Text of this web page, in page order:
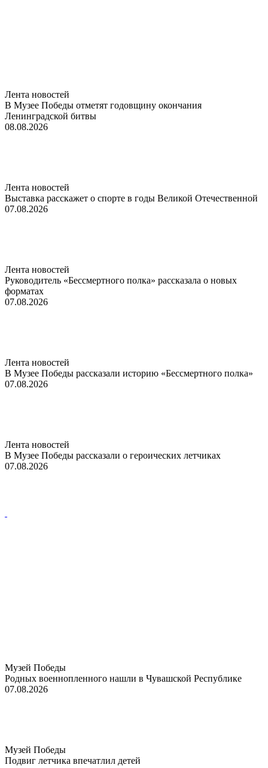
Лента новостей
В Музее Победы отметят годовщину окончания
Ленинградской битвы
08.08.2026
Лента новостей
Выставка расскажет о спорте в годы Великой Отечественной
07.08.2026
Лента новостей
Руководитель «Бессмертного полка» рассказала о новых
форматах
07.08.2026
Лента новостей
В Музее Победы рассказали историю «Бессмертного полка»
07.08.2026
Лента новостей
В Музее Победы рассказали о героических летчиках
07.08.2026
Музей Победы
Родных военнопленного нашли в Чувашской Республике
07.08.2026
Музей Победы
Подвиг летчика впечатлил детей